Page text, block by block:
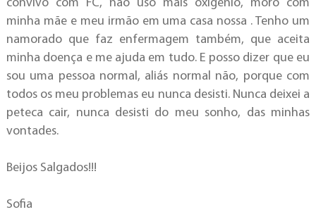
convivo com FC, não uso mais oxigênio, moro com
minha mãe e meu irmão em uma casa nossa . Tenho um
namorado que faz enfermagem também, que aceita
minha doença e me ajuda em tudo. E posso dizer que eu
sou uma pessoa normal, aliás normal não, porque com
todos os meu problemas eu nunca desisti. Nunca deixei a
peteca cair, nunca desisti do meu sonho, das minhas
vontades.
Beijos Salgados!!!
Sofia